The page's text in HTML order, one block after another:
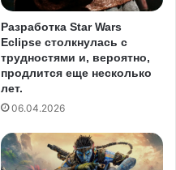
Разработка Star Wars
Eclipse столкнулась с
трудностями и, вероятно,
продлится еще несколько
лет.
06.04.2026